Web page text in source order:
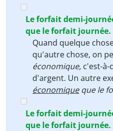
Le forfait demi-
que le forfait journée.
Quand quelque
qu'autre chose, on
économique, c'est-à-
d'argent. Un autre
économiqueque le
Le forfait demi-
que le forfait journée.